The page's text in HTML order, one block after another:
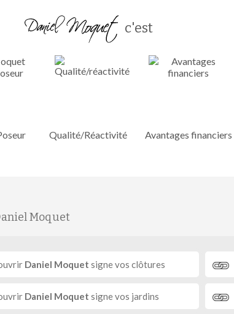
c'est
Qualité/Réactivité Avantages financiers
Moquet
Daniel Moquet signe vos clôtures
Daniel Moquet signe vos jardins